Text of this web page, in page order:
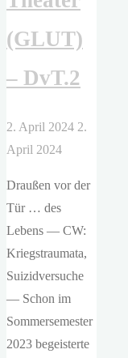
(GLUT)
– DvT.2
2. April 2024 2.
April 2024
Draußen vor der
Tür … des
Lebens — CW:
Kriegstraumata,
Suizidversuche
— Schon im
Sommersemester
2023 begeisterte